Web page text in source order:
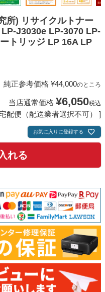
所) リサイクルトナー
J3030e LP-3070 LP-
トリッジ LP 16A LP
純正参考価格 ¥44,000のところ
当店通常価格 ¥6,050税込
配便（配送業者選択不可）
お気に入りに登録する
れる